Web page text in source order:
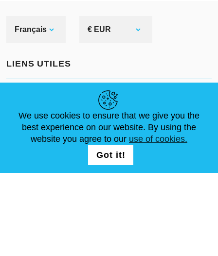
Français € EUR
LIENS UTILES
ABOUT USDIMENSIONS
NOUS CONTACTER
NOUS SUIVRE
REGISTRATION
We use cookies to ensure that we give you the
best experience on our website. By using the
website you agree to our use of cookies.
Got it!